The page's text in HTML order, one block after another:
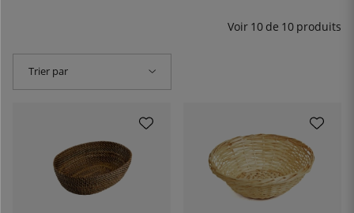
Voir 10 de 10 produits
Trier par